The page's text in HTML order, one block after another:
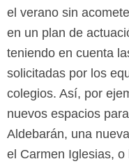
el verano sin
en un plan de
teniendo en cuenta
solicitadas por los
colegios. Así, por
nuevos espacios
Aldebarán, una
el Carmen Iglesias,